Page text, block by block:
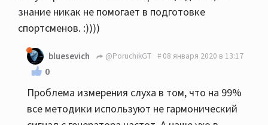
знание никак не помогает в подготовке
спортсменов. :))))
bluesevich @PoruchikGT 08 января 2020 в 13:17
0
Проблема измерения слуха в том, что на 99%
все методики используют не гармонический